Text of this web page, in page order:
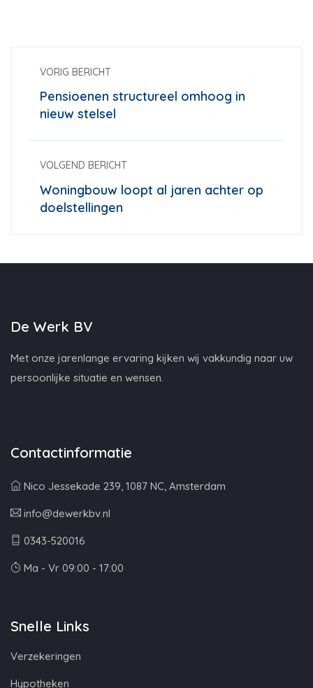
VORIG BERICHT
Pensioenen structureel omhoog in
nieuw stelsel
VOLGEND BERICHT
Woningbouw loopt al jaren achter op
doelstellingen
De Werk BV
Met onze jarenlange ervaring kijken wij vakkundig naar uw
persoonlijke situatie en wensen.
Contactinformatie
Nico Jessekade 239, 1087 NC, Amsterdam
info@dewerkbv.nl
0343-520016
Ma - Vr 09:00 - 17:00
Snelle Links
Verzekeringen
Hypotheken